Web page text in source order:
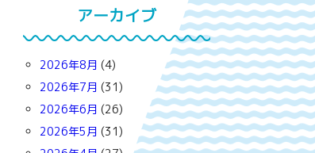
アーカイブ
2026年8月 (4)
2026年7月 (31)
2026年6月 (26)
2026年5月 (31)